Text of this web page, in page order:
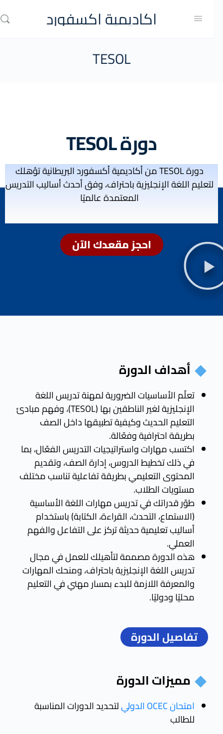
اكاديمية اكسفورد
TESOL
دورة TESOL
دورة TESOL من أكاديمية أكسفورد البريطانية تؤهلك
لتعليم اللغة الإنجليزية باحتراف، وفق أحدث أساليب التدريس
المعتمدة عالميًا
احجز مقعدك الآن
أهداف الدورة
تعلّم الأساسيات الضرورية لمهنة تدريس اللغة
الإنجليزية لغير الناطقين بها (TESOL)، وفهم مبادئ
التعليم الحديث وكيفية تطبيقها داخل الصف
بطريقة احترافية وفعّالة.
اكتسب مهارات واستراتيجيات التدريس الفعّال، بما
في ذلك تخطيط الدروس، إدارة الصف، وتقديم
المحتوى التعليمي بطريقة تفاعلية تناسب مختلف
مستويات الطلاب.
طوّر قدراتك في تدريس مهارات اللغة الأساسية
(الاستماع، التحدث، القراءة، الكتابة) باستخدام
أساليب تعليمية حديثة تركز على التفاعل والفهم
العملي.
هذه الدورة مصممة لتأهيلك للعمل في مجال
تدريس اللغة الإنجليزية باحتراف، ومنحك المهارات
والمعرفة اللازمة للبدء بمسار مهني في التعليم
محليًا ودوليًا.
تفاصيل الدورة
مميزات الدورة
امتحان OCEC الدولي
لتحديد الدورات المناسبة
للطالب